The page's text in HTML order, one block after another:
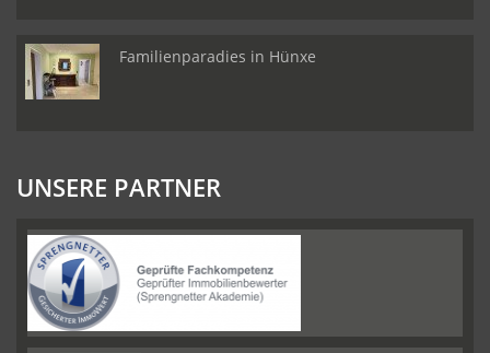
Familienparadies in Hünxe
UNSERE PARTNER